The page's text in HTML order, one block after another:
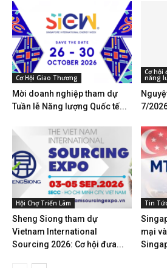
Cơ Hội Giao Thương
Mời doanh nghiệp tham dự
Tuần lễ Năng lượng Quốc tế...
Cơ hội
năng
7/
Hội Chợ Triển Lãm
Sheng Siong tham dự
Vietnam International
Sourcing 2026: Cơ hội đưa...
Tin
mại